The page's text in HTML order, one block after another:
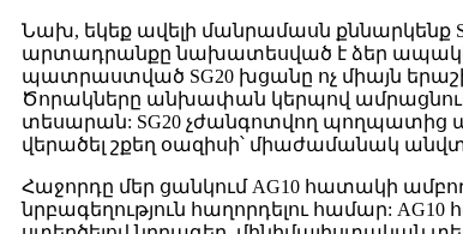
Նախ, եկեք ավելի մանրամասն
արտադրանքը նախատեսված է ձեր ապակե
պատրաստված SG20 խցանը ոչ միայն
Ծորակները անխափան կերպով
տեսարան: SG20 չժանգոտվող
վերածել շքեղ օազիսի՝ միաժամանակ
Հաջորդը մեր ցանկում AG10 հատակի
նրբագեղություն հաղորդելու համար: